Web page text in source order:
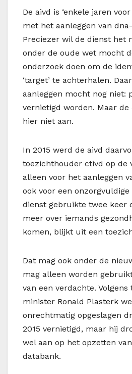
De aivd is ‘enkele jaren
met het aanleggen van
Preciezer wil de dienst het
onder de oude wet mocht
onderzoek doen om de
‘target’ te achterhalen.
aanleggen mocht nog niet:
vernietigd worden. Maar
hier niet aan.
In 2015 werd de aivd
toezichthouder ctivd op de
alleen voor het aanleggen
ook voor een onzorgvuldige
dienst gebruikte twee keer
meer over iemands
komen, blijkt uit een
Dat mag ook onder de
mag alleen worden
van een verdachte. Volgens
minister Ronald Plasterk
onrechtmatig opgeslagen
2015 vernietigd, maar hij
wel aan op het opzetten
databank.